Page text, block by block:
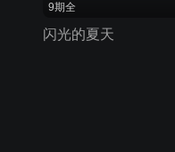
9期全
闪光的夏天